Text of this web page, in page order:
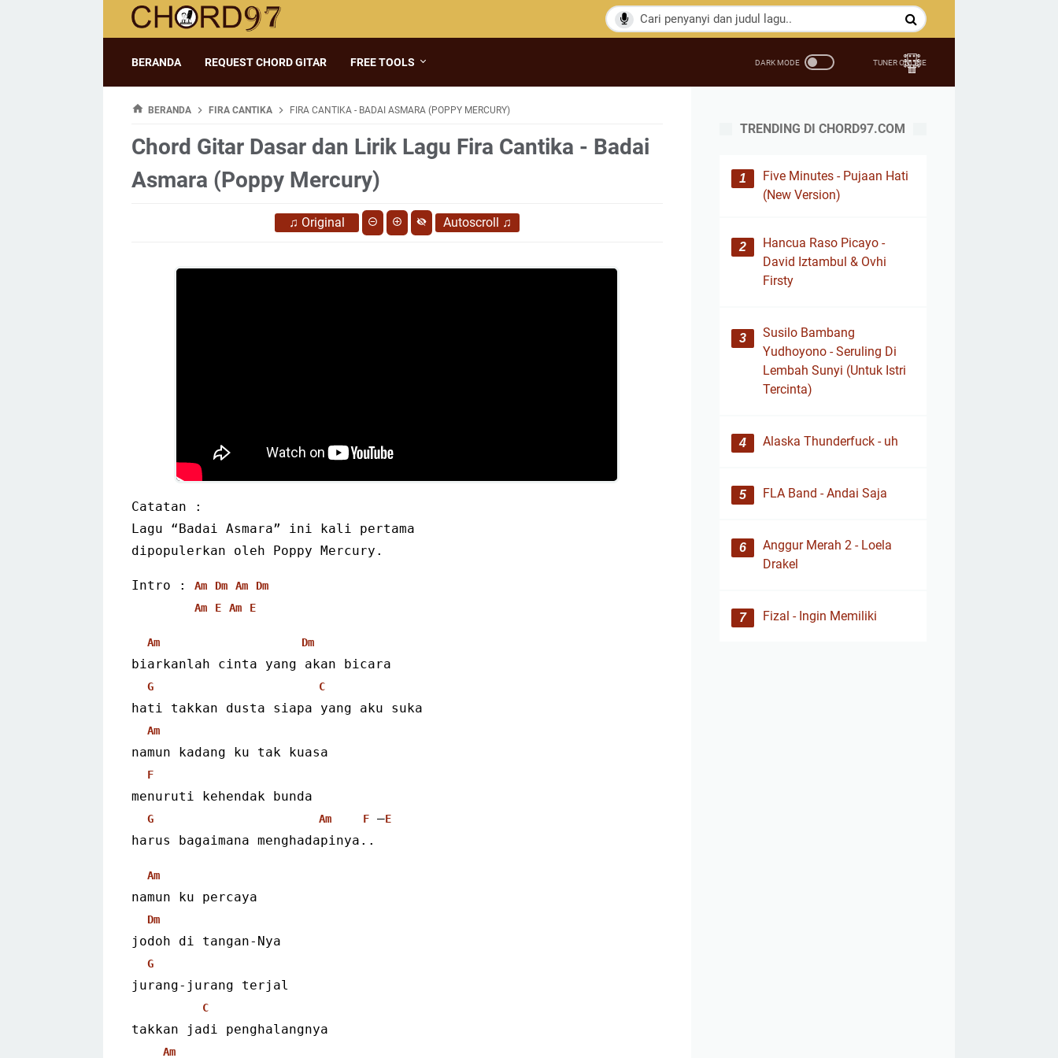
BERANDA REQUEST CHORD GITAR FREE TOOLS
BERANDA FIRA CANTIKA FIRA CANTIKA - BADAI ASMARA (POPPY MERCURY)
Chord Gitar Dasar dan Lirik Lagu Fira Cantika - Badai
Asmara (Poppy Mercury)
♫ Original Autoscroll ♫
Catatan :
Lagu “Badai Asmara” ini kali pertama
dipopulerkan oleh Poppy Mercury .
Intro : Am Dm Am
Dm
Am
E Am E
Am Dm
biarkanlah cinta yang akan bicara
G C
hati takkan dusta siapa yang aku suka
Am
namun kadang ku tak kuasa
F
menuruti kehendak bunda
G Am F –E
harus bagaimana menghadapinya..
Am
namun ku percaya
Dm
jodoh di tangan-Nya
G
jurang-jurang terjal
C
takkan jadi penghalangnya
Am
TRENDING DI CHORD97.COM
Five Minutes - Pujaan Hati
(New Version)
Hancua Raso Picayo -
David Iztambul & Ovhi
Firsty
Susilo Bambang
Yudhoyono - Seruling Di
Lembah Sunyi (Untuk Istri
Tercinta)
Alaska Thunderfuck - uh
FLA Band - Andai Saja
Anggur Merah 2 - Loela
Drakel
Fizal - Ingin Memiliki